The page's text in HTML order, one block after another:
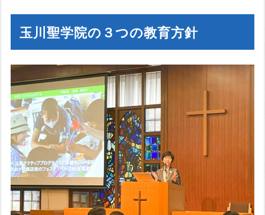
玉川聖学院の３つの教育方針